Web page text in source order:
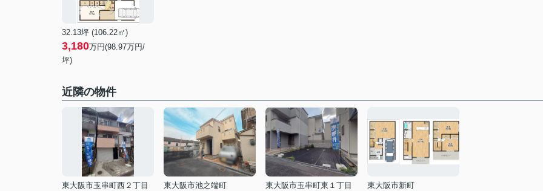
32.13坪 (106.22㎡)
3,180万円(98.97万円/
坪)
近隣の物件
東大阪市玉串町西２丁目
東大阪市池之端町
東大阪市玉串町東１丁目
東大阪市新町